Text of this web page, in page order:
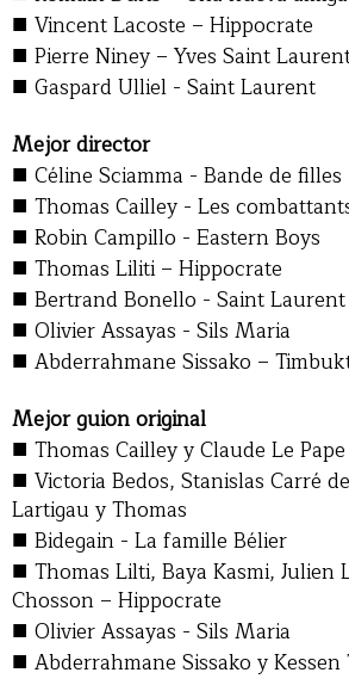
■ Vincent Lacoste – Hippocrate
■ Pierre Niney – Yves Saint
■ Gaspard Ulliel - Saint Laurent
Mejor director
■ Céline Sciamma - Bande de filles
■ Thomas Cailley - Les
■ Robin Campillo - Eastern Boys
■ Thomas Liliti – Hippocrate
■ Bertrand Bonello - Saint Laurent
■ Olivier Assayas - Sils Maria
■ Abderrahmane Sissako –
Mejor guion original
■ Thomas Cailley y Claude Le
■ Victoria Bedos, Stanislas Carré
Lartigau y Thomas
■ Bidegain - La famille Bélier
■ Thomas Lilti, Baya Kasmi, Julien
Chosson – Hippocrate
■ Olivier Assayas - Sils Maria
■ Abderrahmane Sissako y